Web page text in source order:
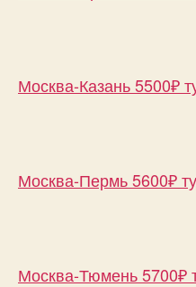
Москва-Казань 5500₽
Москва-Пермь 5600₽
Москва-Тюмень 5700₽